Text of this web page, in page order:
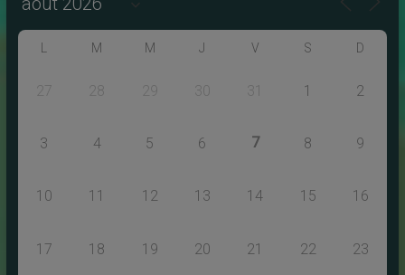
L M M J V S D
27 28 29 30 31 1 2
3 4 5 6 7 8 9
10 11 12 13 14 15 16
17 18 19 20 21 22 23